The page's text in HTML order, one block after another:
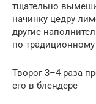
тщательно
начинку цедру
другие
по традиционному
Творог 3–4 раза
его в блендере